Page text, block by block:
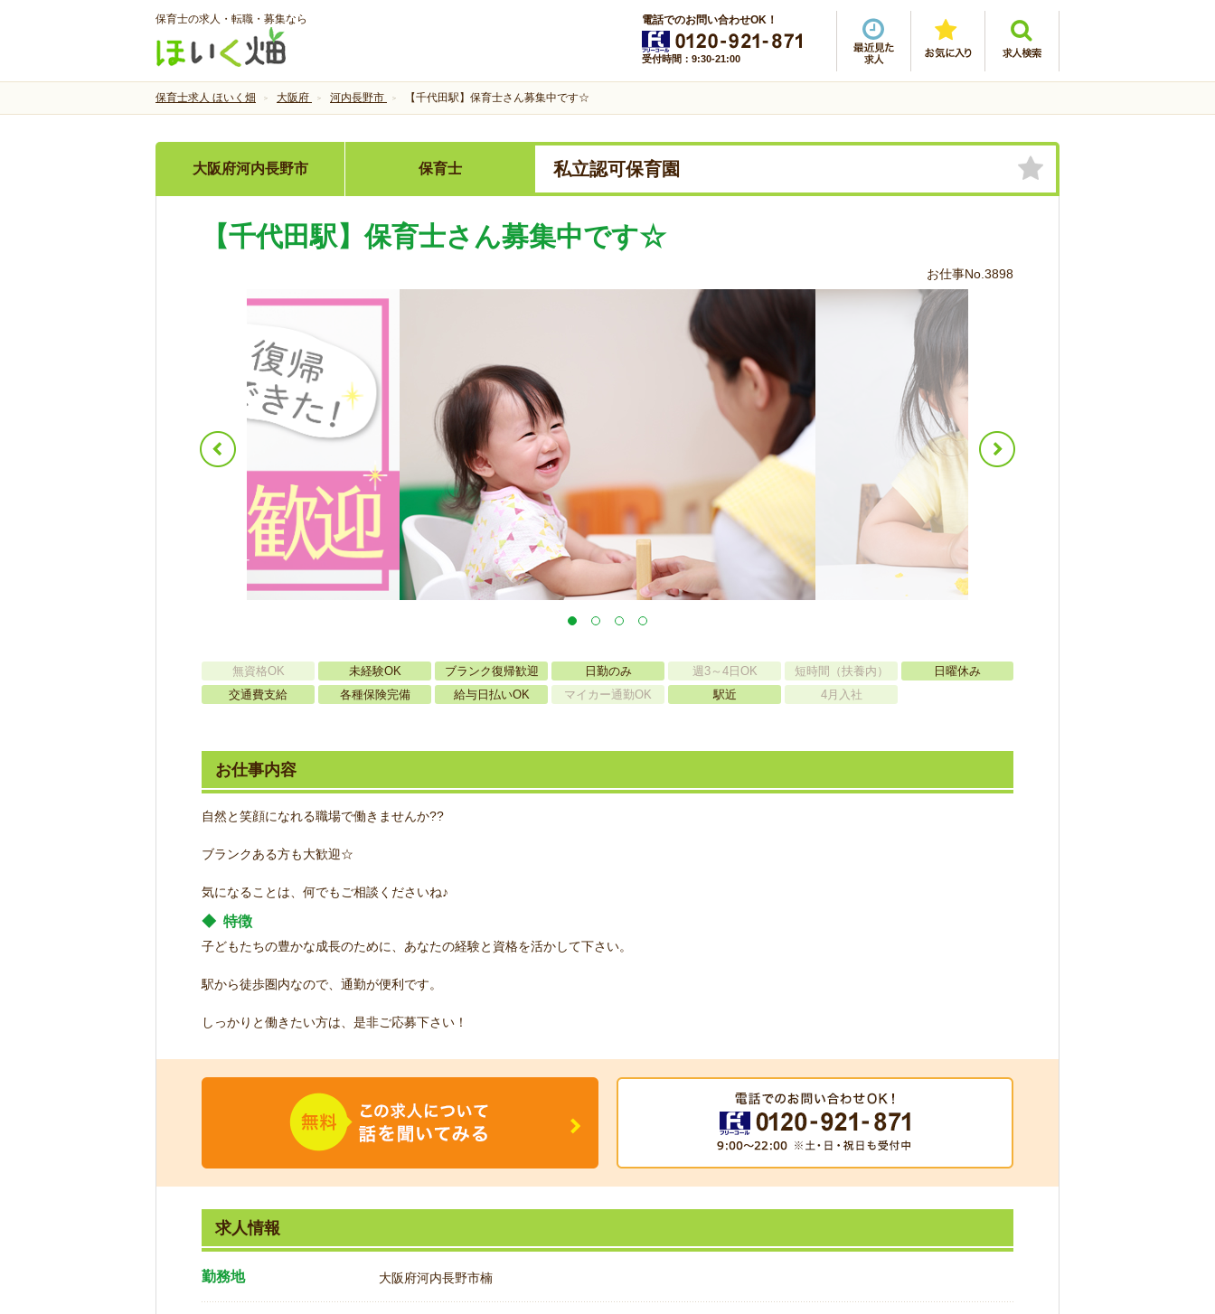
保育士の求人・転職・募集なら 電話でのお問い合わせOK！
受付時間：9:30-21:00
保育士求人 ほいく畑 大阪府 河内長野市 【千代田駅】保育士さん募集中です☆
大阪府河内長野市 保育士 私立認可保育園
【千代田駅】保育士さん募集中です☆
お仕事No.3898
無資格OK 未経験OK ブランク復帰歓迎 日勤のみ 週3～4日OK 短時間（扶養内）
日曜休み
交通費支給
各種保険完備 給与日払いOK マイカー通勤OK 駅近 4月入社
お仕事内容
自然と笑顔になれる職場で働きませんか??
ブランクある方も大歓迎☆
気になることは、何でもご相談くださいね♪
◆ 特徴
子どもたちの豊かな成長のために、あなたの経験と資格を活かして下さい。
駅から徒歩圏内なので、通勤が便利です。
しっかりと働きたい方は、是非ご応募下さい！
求人情報
勤務地 大阪府河内長野市楠